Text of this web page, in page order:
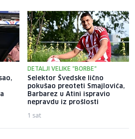
DETALJI VELIKE "BORBE"
Selektor Švedske lično
pokušao preoteti Smajlovića,
Barbarez u Atini ispravio
nepravdu iz prošlosti
1 sat